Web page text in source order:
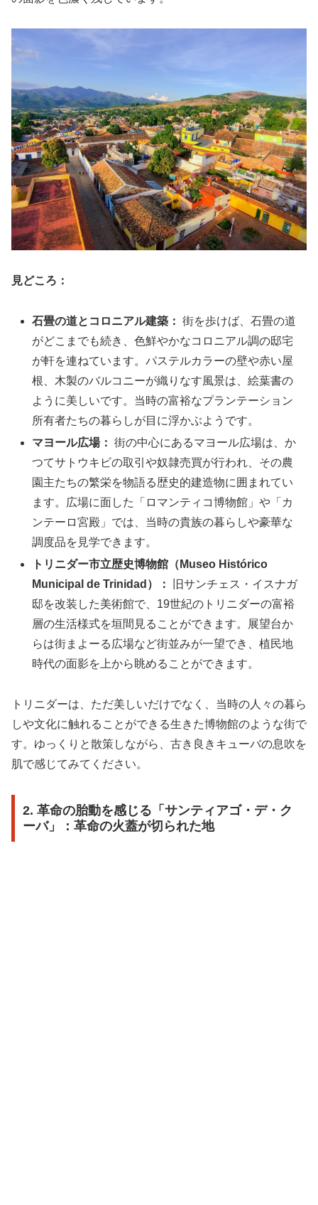
見どころ：
石畳の道とコロニアル建築： 街を歩けば、石畳の道
がどこまでも続き、色鮮やかなコロニアル調の邸宅
が軒を連ねています。パステルカラーの壁や赤い屋
根、木製のバルコニーが織りなす風景は、絵葉書の
ように美しいです。当時の富裕なプランテーション
所有者たちの暮らしが目に浮かぶようです。
マヨール広場： 街の中心にあるマヨール広場は、か
つてサトウキビの取引や奴隷売買が行われ、その農
園主たちの繁栄を物語る歴史的建造物に囲まれてい
ます。広場に面した「ロマンティコ博物館」や「カ
ンテーロ宮殿」では、当時の貴族の暮らしや豪華な
調度品を見学できます。
トリニダー市立歴史博物館（Museo Histórico
Municipal de Trinidad）：
旧サンチェス・イスナガ
邸を改装した美術館で、19世紀のトリニダーの富裕
層の生活様式を垣間見ることができます。展望台か
らは街まよーる広場など街並みが一望でき、植民地
時代の面影を上から眺めることができます。
トリニダーは、ただ美しいだけでなく、当時の人々の暮ら
しや文化に触れることができる生きた博物館のような街で
す。ゆっくりと散策しながら、古き良きキューバの息吹を
肌で感じてみてください。
2. 革命の胎動を感じる「サンティアゴ・デ・ク
ーバ」：革命の火蓋が切られた地